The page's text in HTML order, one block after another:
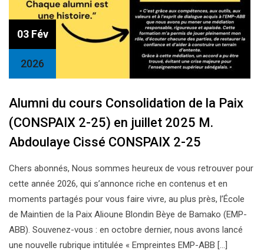
03 Fév
2026
Alumni du cours Consolidation de la Paix
(CONSPAIX 2-25) en juillet 2025 M.
Abdoulaye Cissé CONSPAIX 2-25
Chers abonnés, Nous sommes heureux de vous retrouver pour
cette année 2026, qui s’annonce riche en contenus et en
moments partagés pour vous faire vivre, au plus près, l’École
de Maintien de la Paix Alioune Blondin Bèye de Bamako (EMP-
ABB). Souvenez-vous : en octobre dernier, nous avons lancé
une nouvelle rubrique intitulée « Empreintes EMP-ABB […]